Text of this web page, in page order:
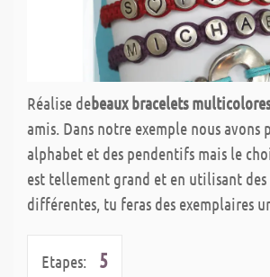
Réalise debeaux bracelets multicolores
amis. Dans notre exemple nous avons
alphabet et des pendentifs mais le
est tellement grand et en utilisant des
différentes, tu feras des exemplaires
Etapes: 5